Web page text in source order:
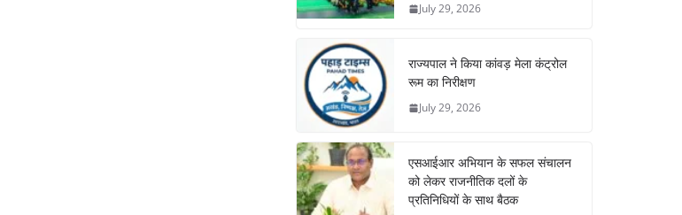
July 29, 2026
राज्यपाल ने किया कांवड़ मेला कंट्रोल
रूम का निरीक्षण
July 29, 2026
एसआईआर अभियान के सफल संचालन
को लेकर राजनीतिक दलों के
प्रतिनिधियों के साथ बैठक